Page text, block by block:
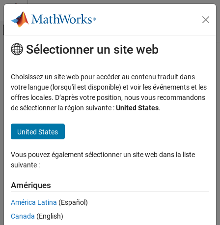
Passer au contenu
Activer/désactiver l'affichage du menu
Accueil de la documentation
Contenu principal
How useful was this information?
Sélectionner un site web
Choisissez un site web pour accéder au contenu traduit dans
votre langue (lorsqu'il est disponible) et voir les événements et les
offres locales. D’après votre position, nous vous recommandons
de sélectionner la région suivante :United States.
United States
Vous pouvez également sélectionner un site web dans la liste
suivante :
Amériques
América Latina (Español)
Canada (English)